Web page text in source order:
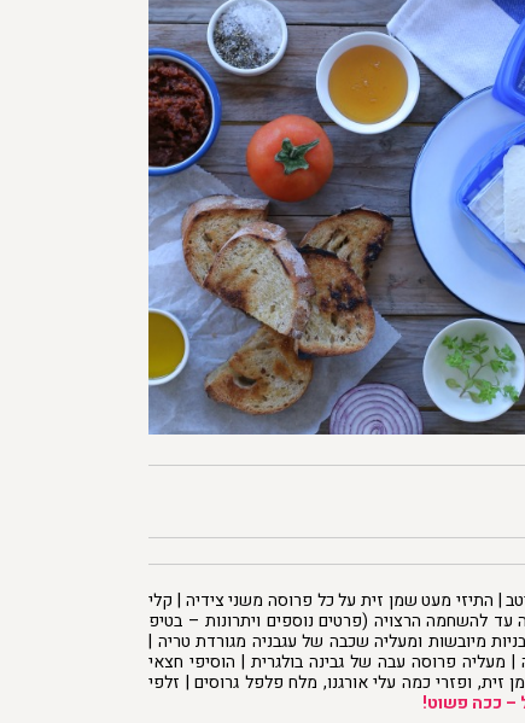
| התיזי מעט שמן זית על כל פרוסה משני צידיה | קלי
להשחמה הרצויה (פרטים נוספים ויתרונות – בטיפ
מיובשות ומעליה שכבה של עגבניה מגורדת טריה |
מעליה פרוסה עבה של גבינה בולגרית | הוסיפי חצאי
זית, ופזרי כמה עלי אורגנו, מלח פלפל גרוסים | זלפי
– ככה פשוט!